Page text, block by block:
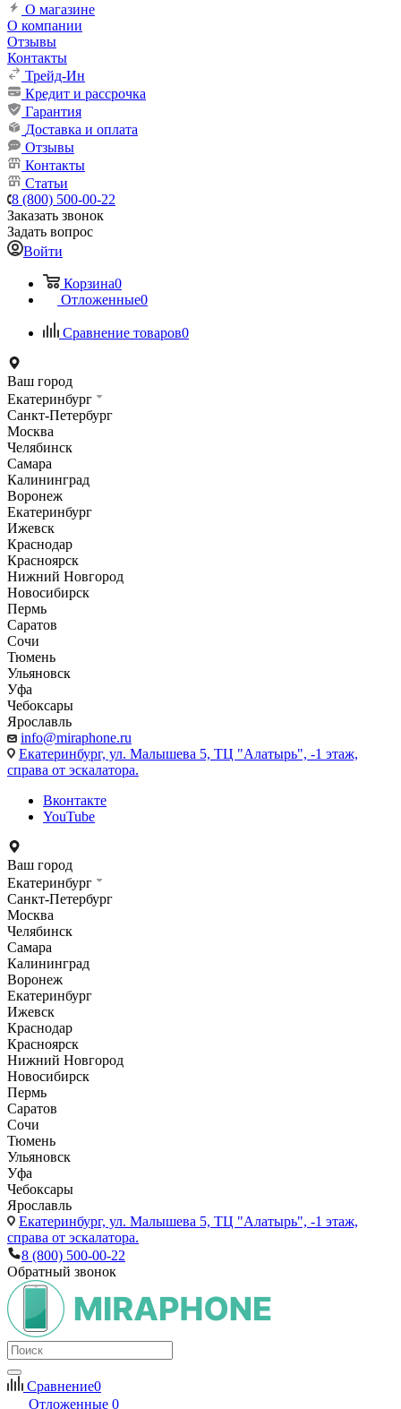
О магазине
О компании
Отзывы
Контакты
Трейд-Ин
Кредит и рассрочка
Гарантия
Доставка и оплата
Отзывы
Контакты
Статьи
8 (800) 500-00-22
Заказать звонок
Задать вопрос
Войти
Корзина0
Отложенные0
Сравнение товаров0
Ваш город
Екатеринбург
Санкт-Петербург
Москва
Челябинск
Самара
Калининград
Воронеж
Екатеринбург
Ижевск
Краснодар
Красноярск
Нижний Новгород
Новосибирск
Пермь
Саратов
Сочи
Тюмень
Ульяновск
Уфа
Чебоксары
Ярославль
info@miraphone.ru
Екатеринбург, ул. Малышева 5, ТЦ "Алатырь", -1 этаж,
справа от эскалатора.
Вконтакте
YouTube
Ваш город
Екатеринбург
Санкт-Петербург
Москва
Челябинск
Самара
Калининград
Воронеж
Екатеринбург
Ижевск
Краснодар
Красноярск
Нижний Новгород
Новосибирск
Пермь
Саратов
Сочи
Тюмень
Ульяновск
Уфа
Чебоксары
Ярославль
Екатеринбург, ул. Малышева 5, ТЦ "Алатырь", -1 этаж,
справа от эскалатора.
8 (800) 500-00-22
Обратный звонок
Сравнение0
Отложенные 0